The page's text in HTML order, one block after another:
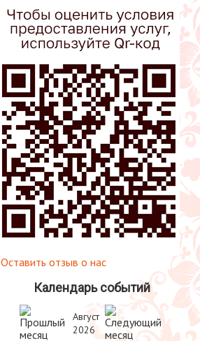
Оставить отзыв о нас
Календарь событий
Август
2026